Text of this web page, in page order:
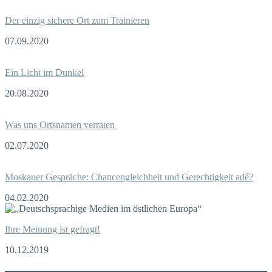
Der einzig sichere Ort zum Trainieren
07.09.2020
Ein Licht im Dunkel
20.08.2020
Was uns Ortsnamen verraten
02.07.2020
Moskauer Gespräche: Chancengleichheit und Gerechtigkeit adé?
04.02.2020
Ihre Meinung ist gefragt!
10.12.2019